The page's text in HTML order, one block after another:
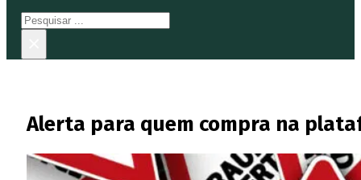
Pesquisar
Alerta para quem compra na